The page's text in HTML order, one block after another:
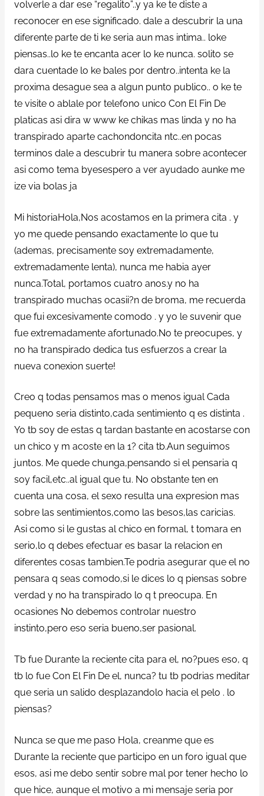
volverle a dar ese “regalito”..y ya ke te diste a
reconocer en ese significado. dale a descubrir la una
diferente parte de ti ke seri­a aun mas intima.. loke
piensas..lo ke te encanta acer lo ke nunca. solito se
dara cuentade lo ke bales por dentro..intenta ke la
proxima desague sea a algun punto publico.. o ke te
te visite o ablale por telefono unico Con El Fin De
platicas asi dira w www ke chikas mas linda y no ha
transpirado aparte cachondoncita ntc..en pocas
terminos dale a descubrir tu manera sobre acontecer
asi­ como tema byesespero a ver ayudado aunke me
ize vi­a bolas ja
Mi historiaHola,Nos acostamos en la primera cita . y
yo me quede pensando exactamente lo que tu
(ademas, precisamente soy extremadamente,
extremadamente lenta), nunca me habia ayer
nunca.Total, portamos cuatro anos.y no ha
transpirado muchas ocasii?n de broma, me recuerda
que fui excesivamente comodo . y yo le suvenir que
fue extremadamente afortunado.No te preocupes, y
no ha transpirado dedica tus esfuerzos a crear la
nueva conexion suerte!
Creo q todas pensamos mas o menos igual Cada
pequeno seri­a distinto,cada sentimiento q es distinta .
Yo tb soy de estas q tardan bastante en acostarse con
un chico y m acoste en la 1? cita tb.Aun seguimos
juntos. Me quede chunga,pensando si el pensaria q
soy facil,etc..al igual que tu. No obstante ten en
cuenta una cosa, el sexo resulta una expresion mas
sobre las sentimientos,como las besos,las caricias.
Asi­ como si le gustas al chico en formal, t tomara en
serio,lo q debes efectuar es basar la relacion en
diferentes cosas tambien.Te podria asegurar que el no
pensara q seas comodo,si le dices lo q piensas sobre
verdad y no ha transpirado lo q t preocupa. En
ocasiones No debemos controlar nuestro
instinto,pero eso seri­a bueno,ser pasional.
Tb fue Durante la reciente cita para el, no?pues eso, q
tb lo fue Con El Fin De el, nunca? tu tb podrias meditar
que seri­a un salido desplazandolo hacia el pelo . lo
piensas?
Nunca se que me paso Hola, creanme que es
Durante la reciente que participo en un foro igual que
esos, asi me debo sentir sobre mal por tener hecho lo
que hice, aunque el motivo a mi mensaje seri­a por